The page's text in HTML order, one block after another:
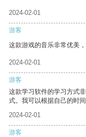
2024-02-01
游客
这款游戏的音乐非常优美
2024-02-01
游客
这款学习软件的学习方式
式。我可以根据自己的时间
2024-02-01
游客